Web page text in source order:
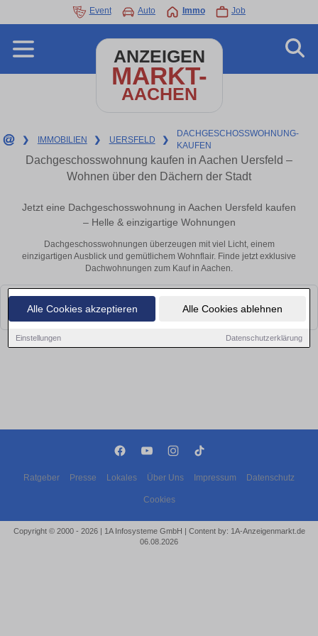
Alle Cookies akzeptieren Alle Cookies ablehnen
Einstellungen Datenschutzerklärung
Event Auto Immo Job
ANZEIGEN
MARKT-
AACHEN
❯ IMMOBILIEN ❯ UERSFELD ❯
DACHGESCHOSSWOHNUNG-
KAUFEN
Dachgeschosswohnung kaufen in Aachen Uersfeld –
Wohnen über den Dächern der Stadt
Jetzt eine Dachgeschosswohnung in Aachen Uersfeld kaufen
– Helle & einzigartige Wohnungen
Dachgeschosswohnungen überzeugen mit viel Licht, einem
einzigartigen Ausblick und gemütlichem Wohnflair. Finde jetzt exklusive
Dachwohnungen zum Kauf in Aachen.
Leider konnten wir derzeit keine passenden Objekte finden. Schauen Sie
bald wieder vorbei!
Ratgeber Presse Lokales Über Uns Impressum Datenschutz
Cookies
Copyright © 2000 - 2026 | 1A Infosysteme GmbH | Content by: 1A-Anzeigenmarkt.de
06.08.2026